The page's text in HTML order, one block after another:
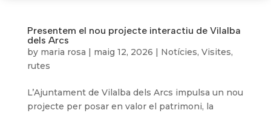
Presentem el nou projecte interactiu de Vilalba
dels Arcs
by maria rosa maig 12, 2026 Notícies, Visites,
rutes
L’Ajuntament de Vilalba dels Arcs impulsa un nou
projecte per posar en valor el patrimoni, la